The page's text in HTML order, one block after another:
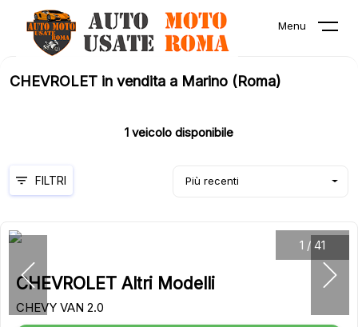
Menu
CHEVROLET in vendita a Marino (Roma)
1 veicolo disponibile
Più recenti
FILTRI
1 / 41
CHEVROLET Altri Modelli
CHEVY VAN 2.0